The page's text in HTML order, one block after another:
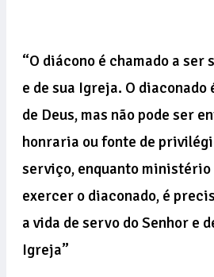
“O diácono é chamado a ser
e de sua Igreja. O diaconado
de Deus, mas não pode ser
honraria ou fonte de
serviço, enquanto ministério
exercer o diaconado, é
a vida de servo do Senhor e
Igreja”